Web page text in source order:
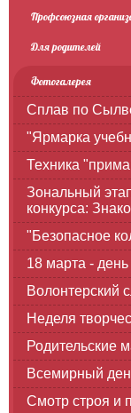
Профсоюзная
Для родителей
Фотогалерея
Сплав по
"Ярмарка
Техника
Зональный
конкурса:
"Безопасное
18 марта -
Волонтерский
Неделя
Родительские
Всемирный
Смотр строя и